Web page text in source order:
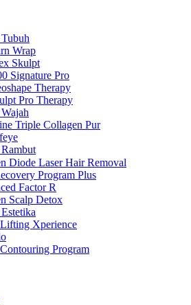
Wrap
Skulpt
Signature Pro
Therapy
Pro Therapy
Triple Collagen Pur
Diode Laser Hair Removal
Program Plus
Factor R
Scalp Detox
Xperience
Program